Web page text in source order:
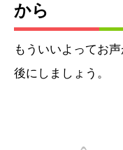
から
もういいよってお
後にしましょう。